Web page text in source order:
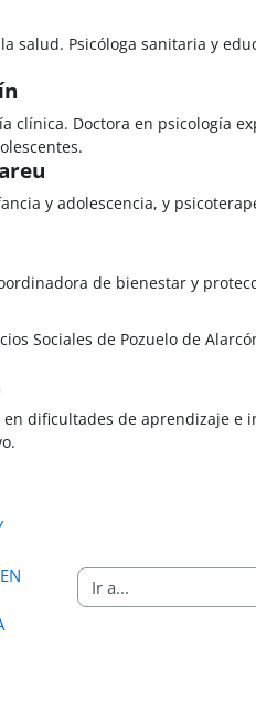
salud. Psicóloga sanitaria y
clínica. Doctora en psicología
y adolescencia, y
de bienestar y
Sociales de Pozuelo de
en dificultades de aprendizaje
Ir a...